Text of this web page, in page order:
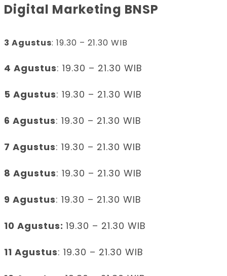
Digital Marketing BNSP
3 Agustus: 19.30 – 21.30 WIB
4 Agustus: 19.30 – 21.30 WIB
5 Agustus: 19.30 – 21.30 WIB
6 Agustus: 19.30 – 21.30 WIB
7 Agustus: 19.30 – 21.30 WIB
8 Agustus: 19.30 – 21.30 WIB
9 Agustus: 19.30 – 21.30 WIB
10 Agustus: 19.30 – 21.30 WIB
11 Agustus: 19.30 – 21.30 WIB